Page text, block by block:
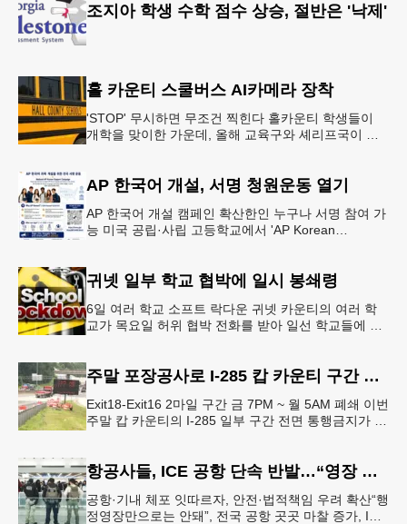
조지아 학생 수학 점수 상승, 절반은 '낙제'
홀 카운티 스쿨버스 AI카메라 장착
'STOP' 무시하면 무조건 찍힌다 홀카운티 학생들이
개학을 맞이한 가운데, 올해 교육구와 셰리프국이 학
AP 한국어 개설, 서명 청원운동 열기
AP 한국어 개설 캠페인 확산한인 누구나 서명 참여 가
능 미국 공립·사립 고등학교에서 'AP Korean
귀넷 일부 학교 협박에 일시 봉쇄령
6일 여러 학교 소프트 락다운 귀넷 카운티의 여러 학
교가 목요일 허위 협박 전화를 받아 일선 학교들에 일
주말 포장공사로 I-285 캅 카운티 구간 통행금지
Exit18-Exit16 2마일 구간 금 7PM ~ 월 5AM 폐쇄 이번
주말 캅 카운티의 I-285 일부 구간 전면 통행금지가 시
항공사들, ICE 공항 단속 반발…“영장 없인 협조 불가”
공항·기내 체포 잇따르자, 안전·법적책임 우려 확산“행
정영장만으로는 안돼”, 전국 공항 곳곳 마찰 증가, ICE